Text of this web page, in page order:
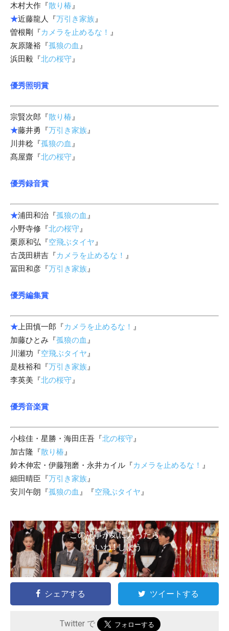
木村大作『散り椿 』
★近藤龍人『万引き家族 』
曽根剛『カメラを止めるな！ 』
灰原隆裕『孤狼の血 』
浜田毅『北の桜守 』
優秀照明賞
宗賢次郎『散り椿 』
★藤井勇『万引き家族 』
川井稔『孤狼の血 』
髙屋齋『北の桜守 』
優秀録音賞
★浦田和治『孤狼の血 』
小野寺修『北の桜守 』
栗原和弘『空飛ぶタイヤ 』
古茂田耕吉『カメラを止めるな！ 』
冨田和彦『万引き家族 』
優秀編集賞
★ 上田慎一郎『カメラを止めるな！ 』
加藤ひとみ『孤狼の血 』
川瀬功『空飛ぶタイヤ 』
是枝裕和『万引き家族 』
李英美『北の桜守 』
優秀音楽賞
小椋佳・星勝・海田庄吾『北の桜守 』
加古隆『散り椿 』
鈴木伸宏・伊藤翔磨・永井カイル『カメラを止めるな！ 』
細田晴臣『万引き家族 』
安川午朗『孤狼の血 』『空飛ぶタイヤ 』
この記事が気に入ったら
いいね ! しよう
シェアする ツイートする
Twitter で